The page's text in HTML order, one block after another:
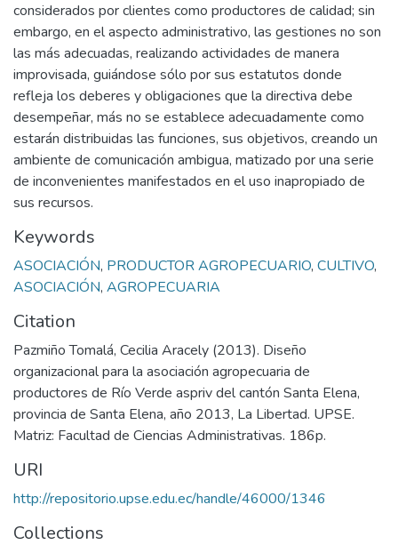
considerados por clientes como productores de calidad; sin
embargo, en el aspecto administrativo, las gestiones no son
las más adecuadas, realizando actividades de manera
improvisada, guiándose sólo por sus estatutos donde
refleja los deberes y obligaciones que la directiva debe
desempeñar, más no se establece adecuadamente como
estarán distribuidas las funciones, sus objetivos, creando un
ambiente de comunicación ambigua, matizado por una serie
de inconvenientes manifestados en el uso inapropiado de
sus recursos.
Keywords
ASOCIACIÓN, PRODUCTOR AGROPECUARIO, CULTIVO,
ASOCIACIÓN, AGROPECUARIA
Citation
Pazmiño Tomalá, Cecilia Aracely (2013). Diseño
organizacional para la asociación agropecuaria de
productores de Río Verde aspriv del cantón Santa Elena,
provincia de Santa Elena, año 2013, La Libertad. UPSE.
Matriz: Facultad de Ciencias Administrativas. 186p.
URI
http://repositorio.upse.edu.ec/handle/46000/1346
Collections